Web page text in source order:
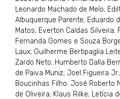
Leonardo Machado de Melo;
Albuquerque Parente; Eduardo
Matos; Everton Caldas Silveira;
Fernanda Gomes e Souza
Laux; Guilherme Bertipaglia
Zardo Neto; Humberto Dalla
de Paiva Muniz; Joel Figueira
Boucinhas Filho; José Roberto
de Oliveira; Klaus Rilke; Letícia